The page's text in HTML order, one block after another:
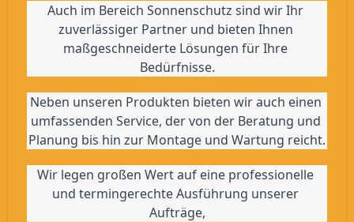
Auch im Bereich Sonnenschutz sind wir Ihr
zuverlässiger Partner und bieten Ihnen
maßgeschneiderte Lösungen für Ihre
Bedürfnisse.
Neben unseren Produkten bieten wir auch einen
umfassenden Service, der von der Beratung und
Planung bis hin zur Montage und Wartung reicht.
Wir legen großen Wert auf eine professionelle
und termingerechte Ausführung unserer
Aufträge,